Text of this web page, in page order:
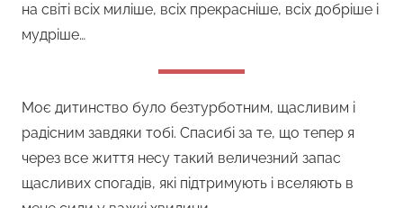
на світі всіх миліше, всіх прекрасніше, всіх добріше і
мудріше…
Моє дитинство було безтурботним, щасливим і
радісним завдяки тобі. Спасибі за те, що тепер я
через все життя несу такий величезний запас
щасливих спогадів, які підтримують і вселяють в